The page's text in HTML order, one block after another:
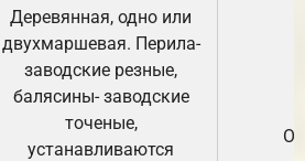
Деревянная, одно или
двухмаршевая. Перила-
заводские резные,
балясины- заводские
точеные,
устанавливаются